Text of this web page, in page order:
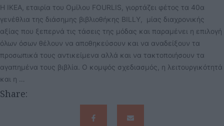
Η ΙΚΕΑ, εταιρία του Ομίλου FOURLIS, γιορτάζει φέτος τα 40α
γενέθλια της διάσημης βιβλιοθήκης BILLY, μίας διαχρονικής
αξίας που ξεπερνά τις τάσεις της μόδας και παραμένει η επιλογή
όλων όσων θέλουν να αποθηκεύσουν και να αναδείξουν τα
προσωπικά τους αντικείμενα αλλά και να τακτοποιήσουν τα
αγαπημένα τους βιβλία. Ο κομψός σχεδιασμός, η λειτουργικότητά
και η …
Share: